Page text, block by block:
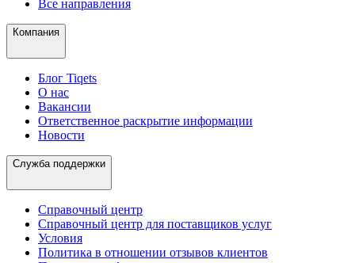
Все направления
Компания
Блог Tiqets
О нас
Вакансии
Ответственное раскрытие информации
Новости
Служба поддержки
Справочный центр
Справочный центр для поставщиков услуг
Условия
Политика в отношении отзывов клиентов